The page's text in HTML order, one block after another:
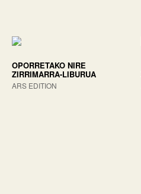
OPORRETAKO NIRE
ZIRRIMARRA-LIBURUA
ARS EDITION